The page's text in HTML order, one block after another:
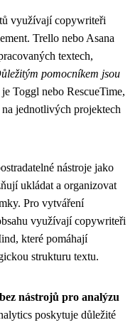
využívají copywriteři
Trello nebo Asana
textech,
pomocníkem jsou
Toggl nebo RescueTime,
jednotlivých projektech
nástroje jako
ukládat a organizovat
Pro vytváření
využívají copywriteři
které pomáhají
strukturu textu.
nástrojů pro analýzu
poskytuje důležité